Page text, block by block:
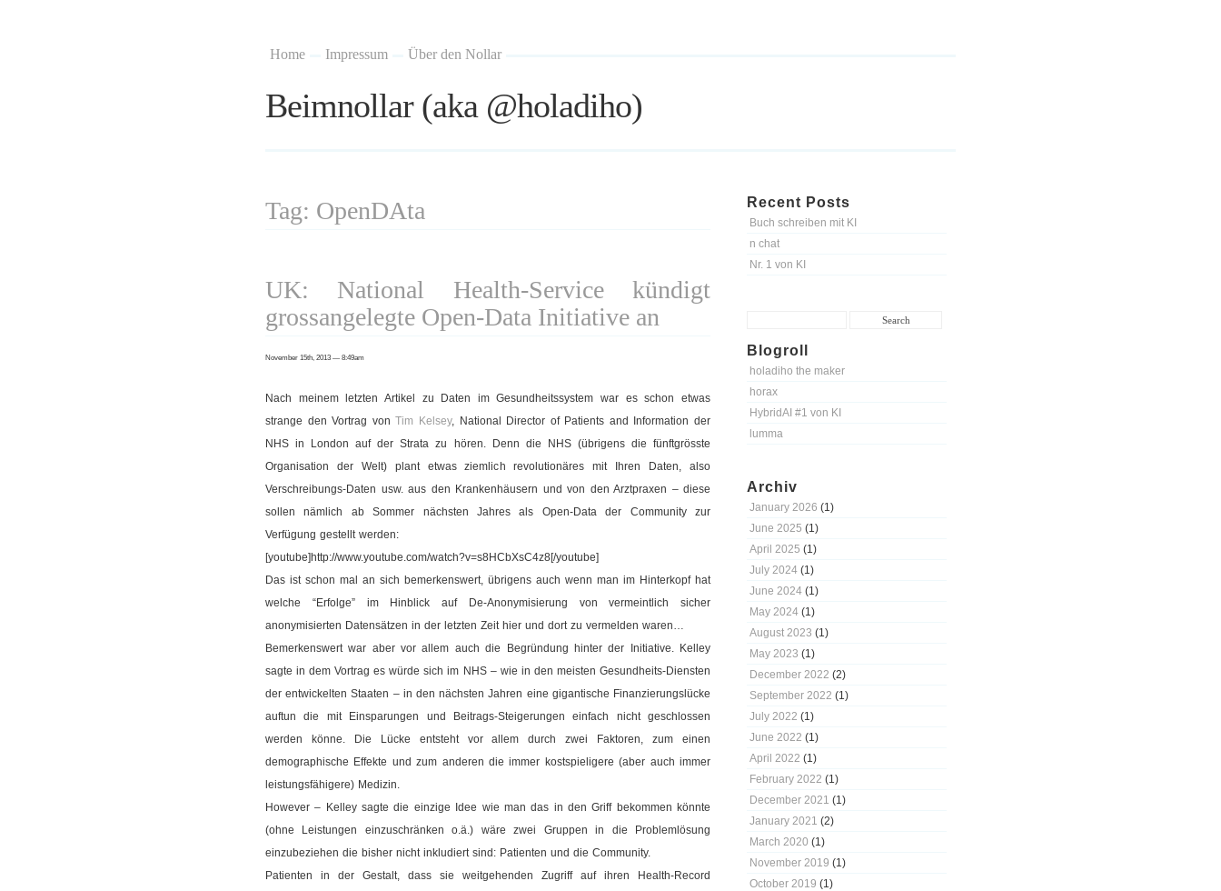
Home Impressum Über den Nollar
Beimnollar (aka @holadiho)
Recent Posts
Buch schreiben mit KI
n chat
Nr. 1 von KI
Blogroll
holadiho the maker
horax
HybridAI #1 von KI
lumma
Archiv
January 2026 (1)
June 2025 (1)
April 2025 (1)
July 2024 (1)
June 2024 (1)
May 2024 (1)
August 2023 (1)
May 2023 (1)
December 2022 (2)
September 2022 (1)
July 2022 (1)
June 2022 (1)
April 2022 (1)
February 2022 (1)
December 2021 (1)
January 2021 (2)
March 2020 (1)
November 2019 (1)
October 2019 (1)
Tag: OpenDAta
UK: National Health-Service kündigt
grossangelegte Open-Data Initiative an
November 15th, 2013 — 8:49am
Nach meinem letzten Artikel zu Daten im Gesundheitssystem war es schon etwas
strange den Vortrag vonTim Kelsey, National Director of Patients and Information der
NHS in London auf der Strata zu hören. Denn die NHS (übrigens die fünftgrösste
Organisation der Welt) plant etwas ziemlich revolutionäres mit Ihren Daten, also
Verschreibungs-Daten usw. aus den Krankenhäusern und von den Arztpraxen – diese
sollen nämlich ab Sommer nächsten Jahres als Open-Data der Community zur
Verfügung gestellt werden:
[youtube]http://www.youtube.com/watch?v=s8HCbXsC4z8[/youtube]
Das ist schon mal an sich bemerkenswert, übrigens auch wenn man im Hinterkopf hat
welche “Erfolge” im Hinblick auf De-Anonymisierung von vermeintlich sicher
anonymisierten Datensätzen in der letzten Zeit hier und dort zu vermelden waren…
Bemerkenswert war aber vor allem auch die Begründung hinter der Initiative. Kelley
sagte in dem Vortrag es würde sich im NHS – wie in den meisten Gesundheits-Diensten
der entwickelten Staaten – in den nächsten Jahren eine gigantische Finanzierungslücke
auftun die mit Einsparungen und Beitrags-Steigerungen einfach nicht geschlossen
werden könne. Die Lücke entsteht vor allem durch zwei Faktoren, zum einen
demographische Effekte und zum anderen die immer kostspieligere (aber auch immer
leistungsfähigere) Medizin.
However – Kelley sagte die einzige Idee wie man das in den Griff bekommen könnte
(ohne Leistungen einzuschränken o.ä.) wäre zwei Gruppen in die Problemlösung
einzubeziehen die bisher nicht inkludiert sind: Patienten und die Community.
Patienten in der Gestalt, dass sie weitgehenden Zugriff auf ihren Health-Record